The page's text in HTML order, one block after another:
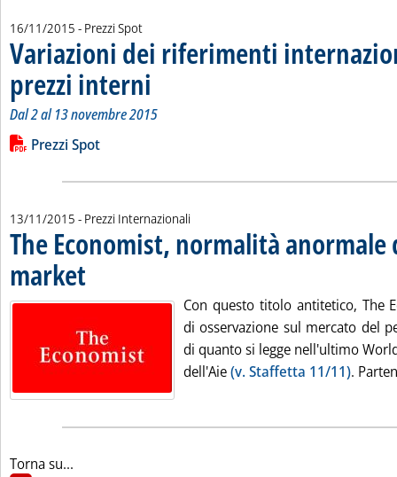
16/11/2015 - Prezzi Spot
Variazioni dei riferimenti
prezzi interni
Dal 2 al 13 novembre 2015
Leggi tutta la notizia: 'Variazioni dei riferimenti
Lista allegati PDF alla notizia
Prezzi Spot
13/11/2015 - Prezzi Internazionali
The Economist, normalità
market
Con questo titolo antitetico, The
di osservazione sul mercato del
di quanto si legge nell'ultimo
dell'Aie(v. Staffetta 11/11).
Torna su...